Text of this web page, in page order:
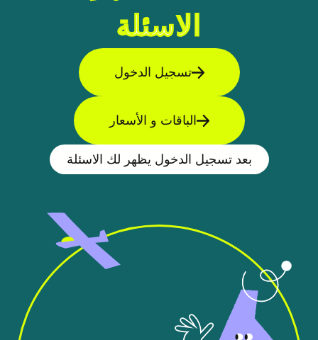
الاسئلة
تسجيل الدخول
الباقات و الأسعار
بعد تسجيل الدخول يظهر لك الاسئلة